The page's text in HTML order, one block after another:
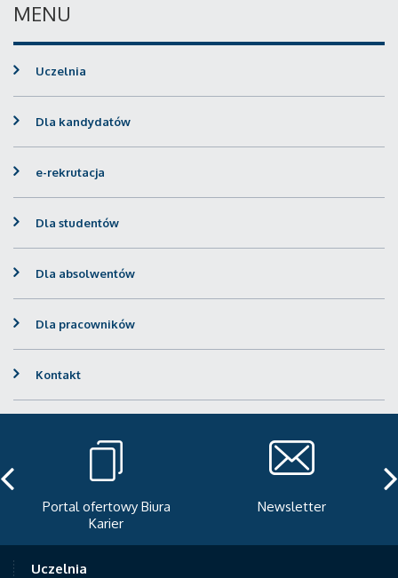
MENU
Uczelnia
Dla kandydatów
e-rekrutacja
Dla studentów
Dla absolwentów
Dla pracowników
Kontakt
Portal ofertowy Biura
Karier
Newsletter
Uczelnia